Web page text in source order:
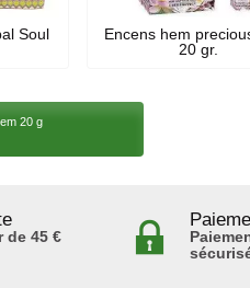
Soul
Encens hem
20 gr.
20 g
de 45 €